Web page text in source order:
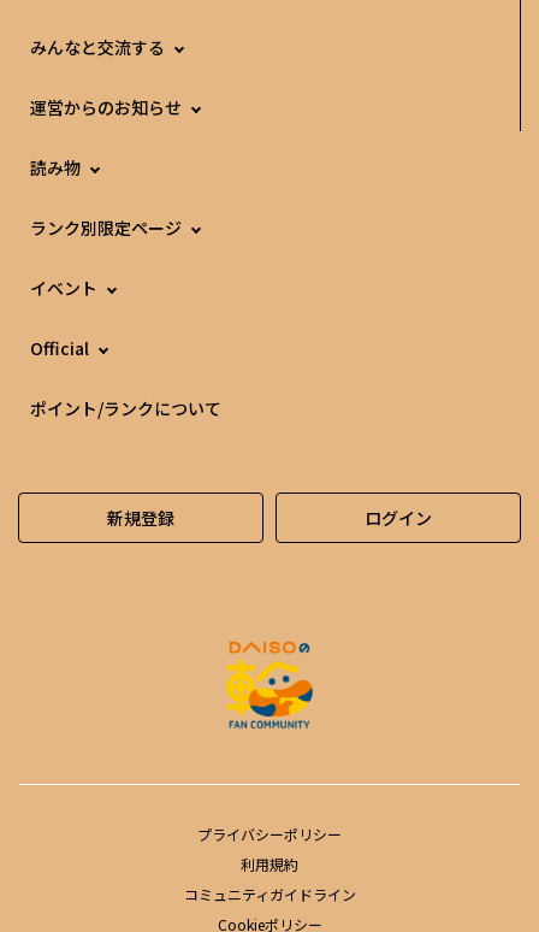
みんなと交流する
運営からのお知らせ
読み物
ランク別限定ページ
イベント
Official
ポイント/ランクについて
新規登録 ログイン
プライバシーポリシー
利用規約
コミュニティガイドライン
Cookieポリシー